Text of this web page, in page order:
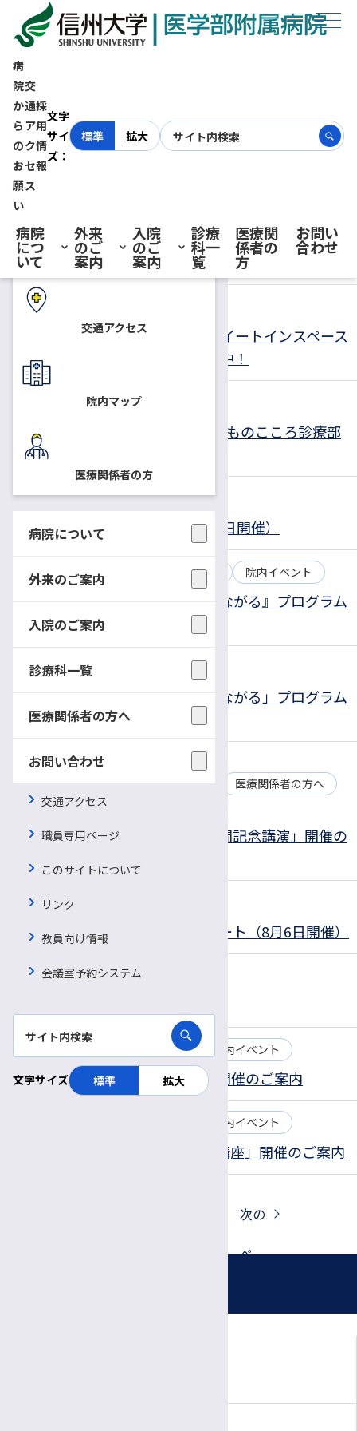
病
院
か
ら
の
お
願
い
交
通
ア
ク
セ
ス
採
用
情
報
文字
サイ
ズ：
標準 拡大
病院
につ
いて
外来
のご
案内
入院
のご
案内
診療
科一
覧
医療関
係者の
方
お問い
合わせ
ホーム お知らせ 院内イベント
院内イベント
2026.06.05
6月6日(土) 「バイオバンクの日」イートインスペース
でバイオバンク紹介のパネル展示中！
お知らせ
5月23日(土)「令和8年度第1回子どものこころ診療部
セミナー」開催のご案内
2025.12.26 お知らせ 院内イベント
院内総合防災訓練の実施（12月16日開催）
2025.12.11 お知らせ プレスリリース 院内イベント
北信越こども★笑顔と希望の『つながる』プログラム
～第2弾企画(12月11日開催)
2025.11.11 お知らせ 院内イベント
北信越こども★笑顔と希望の「つながる」プログラム
(11月10日開催)
2025.10.02
医療関係者の方へ
院内イベント
10月29日(水) 「医療安全推進週間記念講演」開催の
2025.08.06 お知らせ
医学部室内楽団による院内コンサート（8月6日開催）
2025.07.29 お知らせ
公開講座 院内イベント
8月8日(金)「就労準備セミナー」開催のご案内
院内イベント
「令和7年度 長野県てんかん県民講座」開催のご案内
次の
ペー
入院・ご面会の方へ
交通アクセス
院内マップ
医療関係者の方
病院について
外来のご案内
入院のご案内
診療科一覧
医療関係者の方へ
お問い合わせ
交通アクセス
職員専用ページ
このサイトについて
リンク
教員向け情報
会議室予約システム
文字サイズ 標準 拡大